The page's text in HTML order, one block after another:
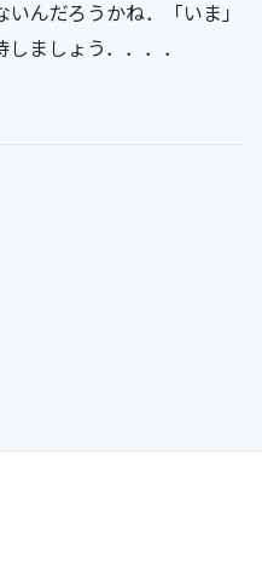
んだろうかね．「いま」
ましょう．．．．